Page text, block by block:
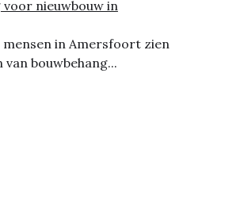
voor nieuwbouw in
mensen in Amersfoort zien
bouwbehang...